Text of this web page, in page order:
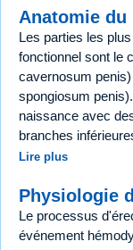
Anatomie du
Les parties les
fonctionnel sont le
cavernosum
spongiosum
naissance avec
branches
Lire plus
Physiologie
Le processus
événement